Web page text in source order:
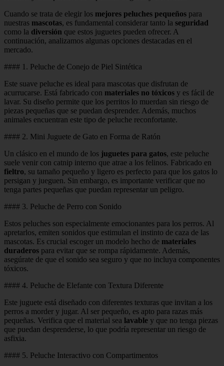
Cuando se trata de elegir los mejores peluches pequeños para
nuestras mascotas, es fundamental considerar tanto la seguridad
como la diversión que estos juguetes pueden ofrecer. A
continuación, analizamos algunas opciones destacadas en el
mercado.
#### 1. Peluche de Conejo de Piel Sintética
Este suave peluche es ideal para mascotas que disfrutan de
acurrucarse. Está fabricado con materiales no tóxicos y es fácil de
lavar. Su diseño permite que los perritos lo muerdan sin riesgo de
piezas pequeñas que se puedan desprender. Además, muchos
animales encuentran este tipo de peluche reconfortante.
#### 2. Mini Juguete de Gato en Forma de Ratón
Un clásico en el mundo de los juguetes para gatos, este peluche
suele venir con catnip interno que atrae a los felinos. Fabricado en
fieltro, su tamaño pequeño y ligero es perfecto para que los gatos lo
persigan y jueguen. Sin embargo, es importante verificar que no
tenga partes pequeñas que puedan representar un peligro.
#### 3. Peluche de Perro con Sonido
Estos peluches son especialmente emocionantes para los perros. Al
apretarlos, emiten sonidos que estimulan el instinto de caza de las
mascotas. Es crucial escoger un modelo hecho de materiales
duraderos para evitar que se rompa rápidamente. Además,
asegúrate de que el sonido sea seguro y que no incluya componentes
tóxicos.
#### 4. Peluche de Elefante con Textura Diferente
Este juguete está diseñado con diferentes texturas que invitan a los
perros a morder y jugar. Al ser pequeño, es apto para razas más
pequeñas. Verifica que el material sea lavable y que no tenga piezas
que puedan desprenderse, lo que podría representar un riesgo de
asfixia.
#### 5. Peluche Interactivo con Compartimentos